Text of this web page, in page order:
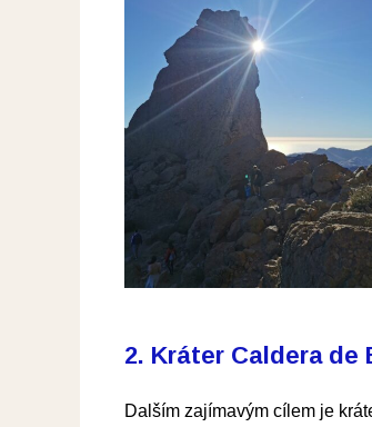
2. Kráter Caldera de
Dalším zajímavým cílem je